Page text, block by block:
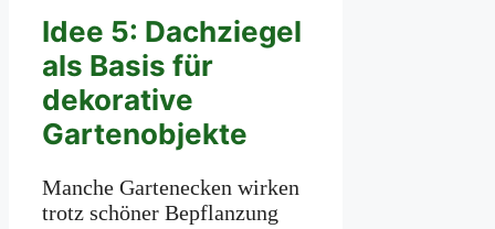
Idee 5: Dachziegel
als Basis für
dekorative
Gartenobjekte
Manche Gartenecken wirken
trotz schöner Bepflanzung